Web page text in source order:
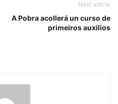
Next article
A Pobra acollerá un curso de
primeiros auxilios